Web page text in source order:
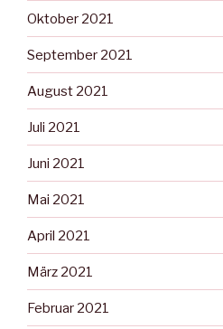
Oktober 2021
September 2021
August 2021
Juli 2021
Juni 2021
Mai 2021
April 2021
März 2021
Februar 2021